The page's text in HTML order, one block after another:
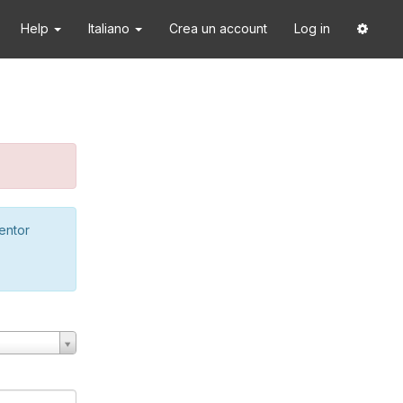
Help Italiano Crea un account Log in